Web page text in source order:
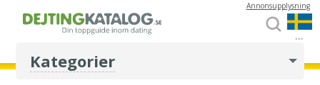
...
Annonsupplysning
Kategorier